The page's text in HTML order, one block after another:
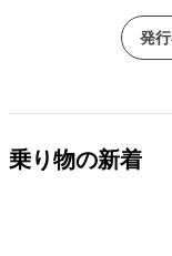
発
乗り物の新着